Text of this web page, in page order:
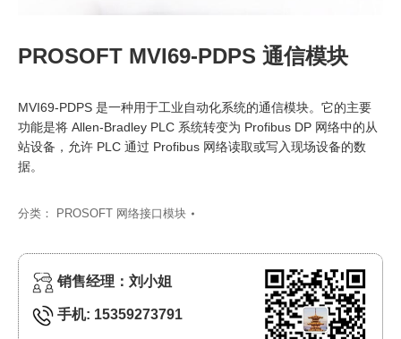
PROSOFT MVI69-PDPS 通信模块
MVI69-PDPS 是一种用于工业自动化系统的通信模块。它的主要
功能是将 Allen-Bradley PLC 系统转变为 Profibus DP 网络中的从
站设备，允许 PLC 通过 Profibus 网络读取或写入现场设备的数
据。
分类： PROSOFT 网络接口模块
销售经理：刘小姐
手机: 15359273791